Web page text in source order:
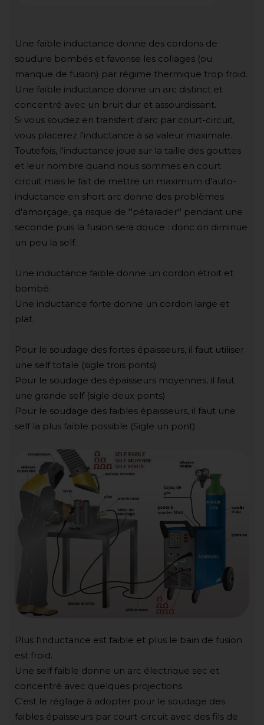
Une faible inductance donne des cordons de
soudure bombés et favorise les collages (ou
manque de fusion) par régime thermique trop froid.
Une faible inductance donne un arc distinct et
concentré avec un bruit dur et assourdissant.
Si vous soudez en transfert d'arc par court-circuit,
vous placerez l'inductance à sa valeur maximale.
Toutefois, l'inductance joue sur la taille des gouttes
et leur nombre quand nous sommes en court
circuit mais le fait de mettre un maximum d'auto-
inductance en short arc donne des problèmes
d'amorçage, ça risque de ''pétarader'' pendant une
seconde puis la fusion sera douce : donc on diminue
un peu la self.
Une inductance faible donne un cordon étroit et
bombé.
Une inductance forte donne un cordon large et
plat.
Pour le soudage des fortes épaisseurs, il faut utiliser
une self totale (sigle trois ponts)
Pour le soudage des épaisseurs moyennes, il faut
une grande self (sigle deux ponts)
Pour le soudage des faibles épaisseurs, il faut une
self la plus faible possible (Sigle un pont)
Plus l'inductance est faible et plus le bain de fusion
est froid.
Une self faible donne un arc électrique sec et
concentré avec quelques projections
C'est le réglage à adopter pour le soudage des
faibles épaisseurs par court-circuit avec des fils de